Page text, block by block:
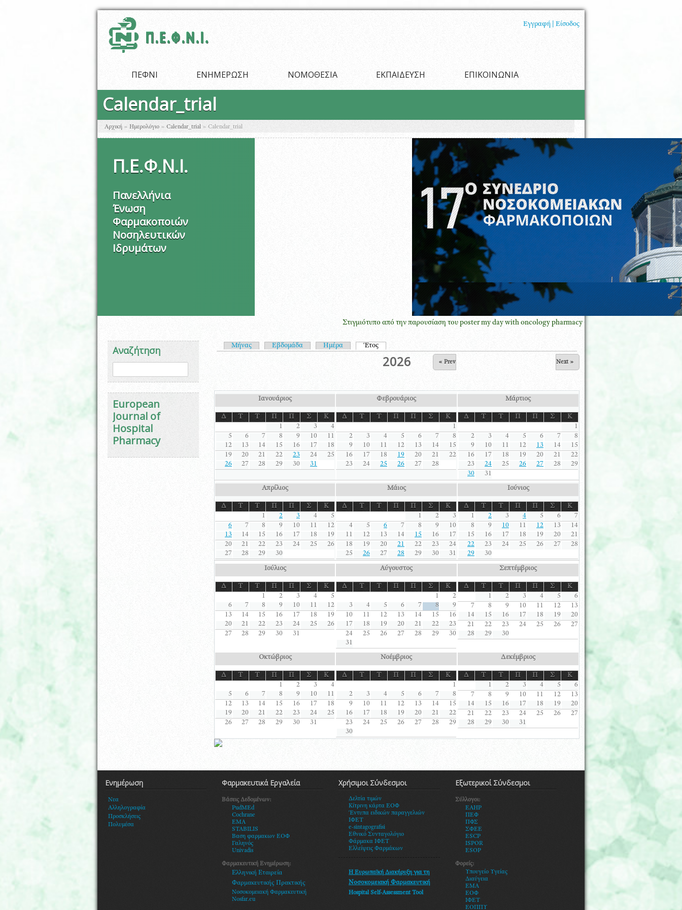
Εγγραφή |
Είσοδος
ΠΕΦΝΙ ΕΝΗΜΕΡΩΣΗ ΝΟΜΟΘΕΣΙΑ ΕΚΠΑΙΔΕΥΣΗ ΕΠΙΚΟΙΝΩΝΙΑ
Calendar_trial
Είστε εδώ
Αρχική » Ημερολόγιο » Calendar_trial » Calendar_trial
Π.Ε.Φ.Ν.Ι.
Πανελλήνια
Ένωση
Φαρμακοποιών
Νοσηλευτικών
Ιδρυμάτων
Στιγμιότυπο από την παρουσίαση του poster my day with oncology pharmacy GREECE με τον Πρόεδρο ESOP Klaus
Αναζήτηση
Φόρμα αναζήτησης
European
Journal of
Hospital
Pharmacy
Πρωτεύουσες καρτέλες
Μήνας Εβδομάδα Ημέρα Έτος
2026 « Prev Next »
Ιανουάριος
Δ Τ Τ Π Π Σ
Κ
1
2 3
4
5
6 7 8 9 10
11
12
13 14 15 16 17
18
19
20 21 22 23 24
25
26
27 28 29 30 31
Φεβρουάριος
Δ Τ Τ Π Π Σ
Κ
1
2
3 4 5 6 7
8
9
10 11 12 13 14
15
16
17 18 19 20 21
22
23
24 25 26 27 28
Μάρτιος
Δ Τ Τ Π Π Σ
Κ
1
2
3 4 5 6 7
8
9
10 11 12 13 14
15
16
17 18 19 20 21
22
23
24 25 26 27 28
29
30
31
Απρίλιος
Δ Τ Τ Π Π Σ
Κ
1
2 3 4
5
6
7 8 9 10 11
12
13
14 15 16 17 18
19
20
21 22 23 24 25
26
27
28 29 30
Μάιος
Δ Τ Τ Π Π Σ
Κ
1
2
3
4
5 6 7 8 9
10
11
12 13 14 15 16
17
18
19 20 21 22 23
24
25
26 27 28 29 30 31
Ιούνιος
Δ Τ Τ Π Π Σ
Κ
1
2 3 4 5 6
7
8
9 10 11 12 13
14
15
16 17 18 19 20
21
22
23 24 25 26 27
28
29
30
Ιούλιος
Δ Τ Τ Π Π Σ
Κ
1
2 3 4
5
6
7 8 9 10 11
12
13
14 15 16 17 18
19
20
21 22 23 24 25
26
27
28 29 30 31
Αύγουστος
Δ Τ Τ Π Π Σ
Κ
1
2
3
4 5 6 7 8
9
10
11 12 13 14 15
16
17
18 19 20 21 22
23
24
25 26 27 28 29
30
31
Σεπτέμβριος
Δ Τ Τ Π Π Σ
Κ
1
2 3 4 5
6
7
8 9 10 11 12
13
14
15 16 17 18 19
20
21
22 23 24 25 26
27
28
29 30
Οκτώβριος
Δ Τ Τ Π Π Σ
Κ
1
2 3
4
5
6 7 8 9 10
11
12
13 14 15 16 17
18
19
20 21 22 23 24
25
26
27 28 29 30 31
Νοέμβριος
Δ Τ Τ Π Π Σ
Κ
1
2
3 4 5 6 7
8
9
10 11 12 13 14
15
16
17 18 19 20 21
22
23
24 25 26 27 28
29
30
Δεκέμβριος
Δ Τ Τ Π Π Σ
Κ
1
2 3 4 5
6
7
8 9 10 11 12
13
14
15 16 17 18 19
20
21
22 23 24 25 26
27
28
29 30 31
Ενημέρωση
Νεα
Αλληλογραφία
Προσκλήσεις
Πολυμέσα
Φαρμακευτικά Εργαλεία
Βάσεις Δεδομένων:
PudMEd
Cochrane
EMA
STABILIS
Βαση φαρμακων ΕΟΦ
Γαληνός
Univadis
Φαρμακευτική Ενημέρωση:
Ελληνική Εταιρεία
Φαρμακευτικής Πρακτικής
Νοσοκομειακή Φαρμακευτική
Nosfar.eu
Χρήσιμοι Σύνδεσμοι
Δελτία τιμών
Κίτρινη κάρτα ΕΟΦ
Έντυπα ειδικών παραγγελιών
ΙΦΕΤ
e-sintagografisi
Εθνικό Συνταγολόγιο
Φάρμακα ΙΦΕΤ
Ελλείψεις Φαρμάκων
Η Ευρωπαϊκή Διακήρυξη για τη
Νοσοκομειακή Φαρμακευτική
Hospital Self-Assessment Tool
Εξωτερικοί Σύνδεσμοι
Σύλλογοι:
EAHP
ΠΕΦ
ΠΦΣ
ΣΦΕΕ
ESCP
ISPOR
ESOP
Φορείς:
Υπουγείο Υγείας
Διαύγεια
ΕΜΑ
ΕΟΦ
ΙΦΕΤ
ΕΟΠΠΥ